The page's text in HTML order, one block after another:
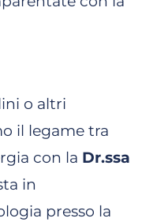
o altri
il legame tra
con la Dr.ssa
in
presso la